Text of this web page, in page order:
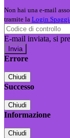
Non hai una e-mail
tramite la Login
E-mail inviata, si
Errore
Chiudi
Successo
Chiudi
Informazione
Chiudi